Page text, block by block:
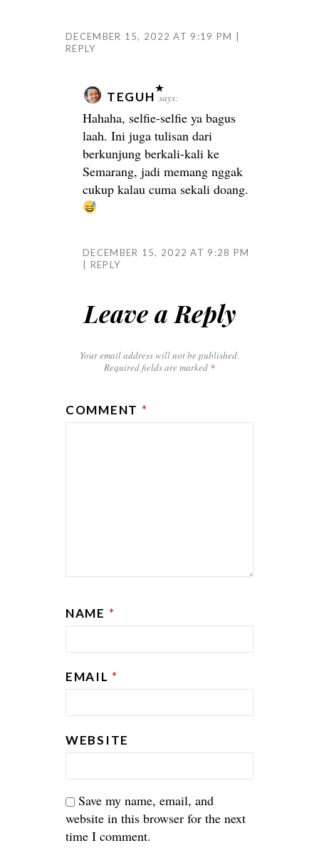
DECEMBER 15, 2022 AT 9:19 PM
REPLY
TEGUH says:
Hahaha, selfie-selfie ya bagus
laah. Ini juga tulisan dari
berkunjung berkali-kali ke
Semarang, jadi memang nggak
cukup kalau cuma sekali doang.
DECEMBER 15, 2022 AT 9:28 PM
REPLY
Leave a Reply
Your email address will not be published.
Required fields are marked *
COMMENT *
NAME *
EMAIL *
WEBSITE
Save my name, email, and
website in this browser for the next
time I comment.